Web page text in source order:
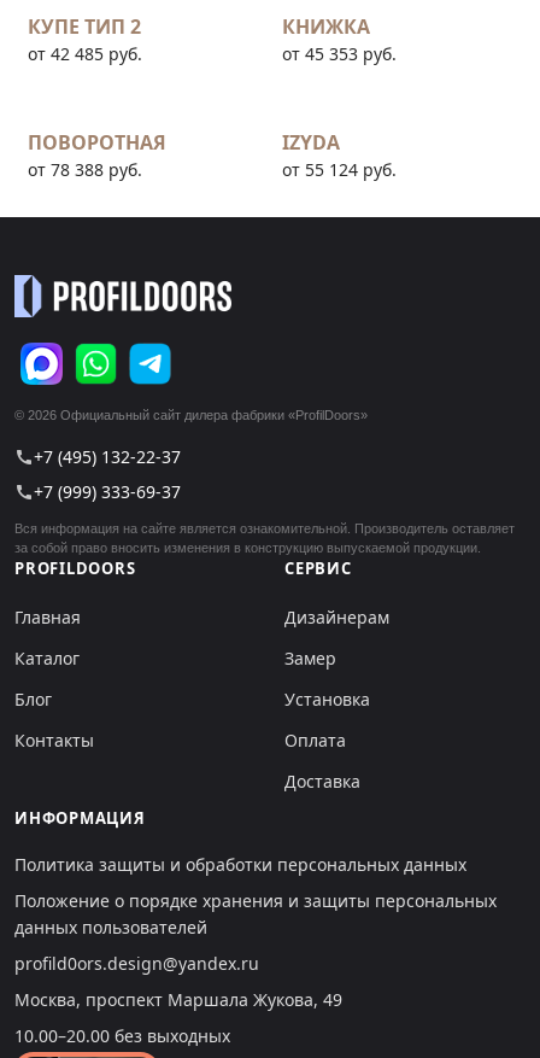
КУПЕ ТИП 2
от 42 485 руб.
КНИЖКА
от 45 353 руб.
ПОВОРОТНАЯ
от 78 388 руб.
IZYDA
от 55 124 руб.
© 2026 Официальный сайт дилера фабрики «ProfilDoors»
call+7 (495) 132-22-37
call+7 (999) 333-69-37
Вся информация на сайте является ознакомительной. Производитель оставляет
за собой право вносить изменения в конструкцию выпускаемой продукции.
PROFILDOORS
Главная
Каталог
Блог
Контакты
СЕРВИС
Дизайнерам
Замер
Установка
Оплата
Доставка
ИНФОРМАЦИЯ
Политика защиты и обработки персональных данных
Положение о порядке хранения и защиты персональных
данных пользователей
profild0ors.design@yandex.ru
Москва, проспект Маршала Жукова, 49
10.00–20.00 без выходных